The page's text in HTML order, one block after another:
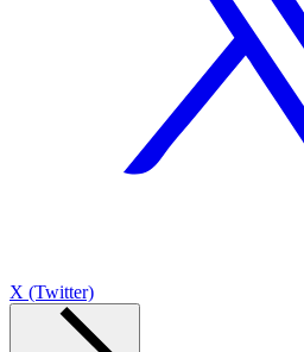
X (Twitter)